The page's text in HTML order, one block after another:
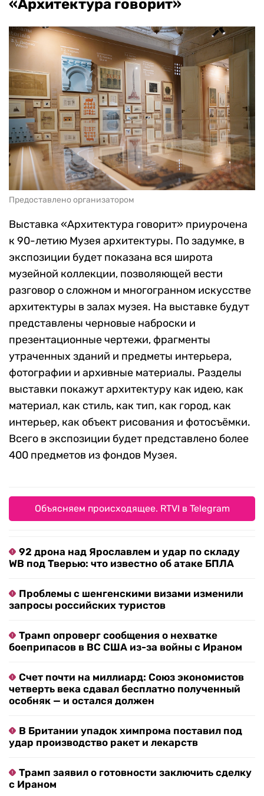
«Архитектура говорит»
Предоставлено организатором
Выставка «Архитектура говорит» приурочена
к 90-летию Музея архитектуры. По задумке, в
экспозиции будет показана вся широта
музейной коллекции, позволяющей вести
разговор о сложном и многогранном искусстве
архитектуры в залах музея. На выставке будут
представлены черновые наброски и
презентационные чертежи, фрагменты
утраченных зданий и предметы интерьера,
фотографии и архивные материалы. Разделы
выставки покажут архитектуру как идею, как
материал, как стиль, как тип, как город, как
интерьер, как объект рисования и фотосъёмки.
Всего в экспозиции будет представлено более
400 предметов из фондов Музея.
Объясняем происходящее. RTVI в Telegram
92 дрона над Ярославлем и удар по складу
WB под Тверью: что известно об атаке БПЛА
Проблемы с шенгенскими визами изменили
запросы российских туристов
Трамп опроверг сообщения о нехватке
боеприпасов в ВС США из-за войны с Ираном
Счет почти на миллиард: Союз экономистов
четверть века сдавал бесплатно полученный
особняк — и остался должен
В Британии упадок химпрома поставил под
удар производство ракет и лекарств
Трамп заявил о готовности заключить сделку
с Ираном